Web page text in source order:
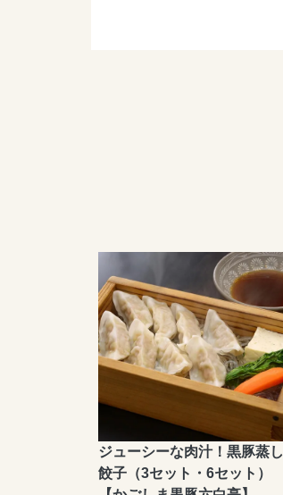
ジューシーな肉汁！黒豚蒸し
餃子（3セット・6セット）